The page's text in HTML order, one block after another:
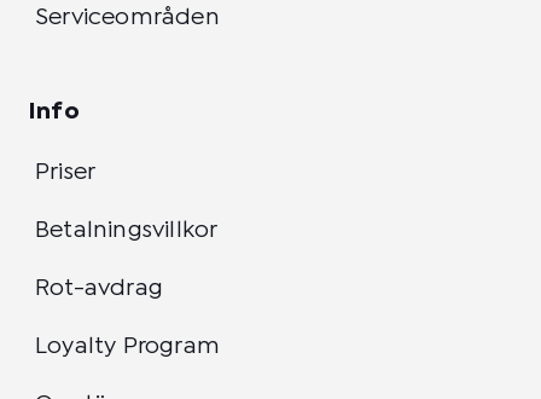
Serviceområden
Info
Priser
Betalningsvillkor
Rot-avdrag
Loyalty Program